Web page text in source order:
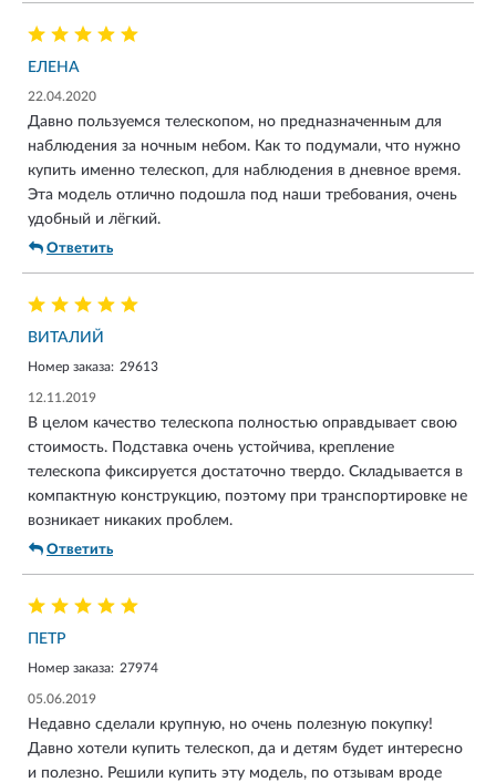
ЕЛЕНА
22.04.2020
Давно пользуемся телескопом, но предназначенным для
наблюдения за ночным небом. Как то подумали, что нужно
купить именно телескоп, для наблюдения в дневное время.
Эта модель отлично подошла под наши требования, очень
удобный и лёгкий.
Ответить
ВИТАЛИЙ
Номер заказа: 29613
12.11.2019
В целом качество телескопа полностью оправдывает свою
стоимость. Подставка очень устойчива, крепление
телескопа фиксируется достаточно твердо. Складывается в
компактную конструкцию, поэтому при транспортировке не
возникает никаких проблем.
Ответить
ПЕТР
Номер заказа: 27974
05.06.2019
Недавно сделали крупную, но очень полезную покупку!
Давно хотели купить телескоп, да и детям будет интересно
и полезно. Решили купить эту модель, по отзывам вроде